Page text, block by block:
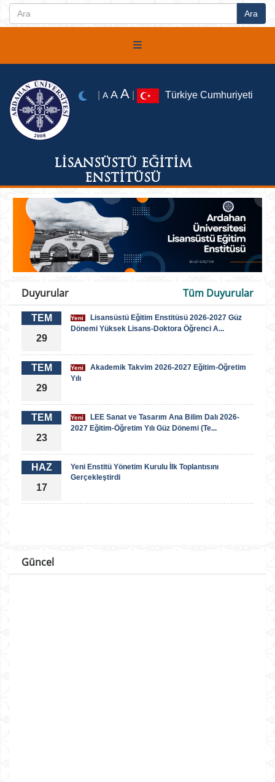
LİSANSÜSTÜ EĞİTİM
ENSTİTÜSÜ
A A A Türkiye Cumhuriyeti
Duyurular Tüm Duyurular
TEM
29
Yeni
Lisansüstü Eğitim Enstitüsü 2026-2027 Güz
Dönemi Yüksek Lisans-Doktora Öğrenci A...
TEM
29
Yeni
Akademik Takvim 2026-2027 Eğitim-Öğretim
Yılı
TEM
23
Yeni
LEE Sanat ve Tasarım Ana Bilim Dalı 2026-
2027 Eğitim-Öğretim Yılı Güz Dönemi (Te...
HAZ
17
Yeni Enstitü Yönetim Kurulu İlk Toplantısını
Gerçekleştirdi
Güncel